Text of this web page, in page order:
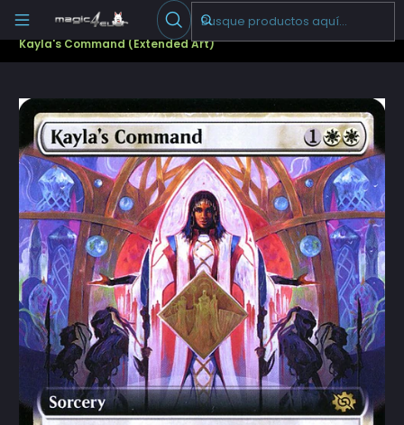
Escribenos
Cartas Sueltas Magic Pioneer
Kayla's Command (Extended Art)